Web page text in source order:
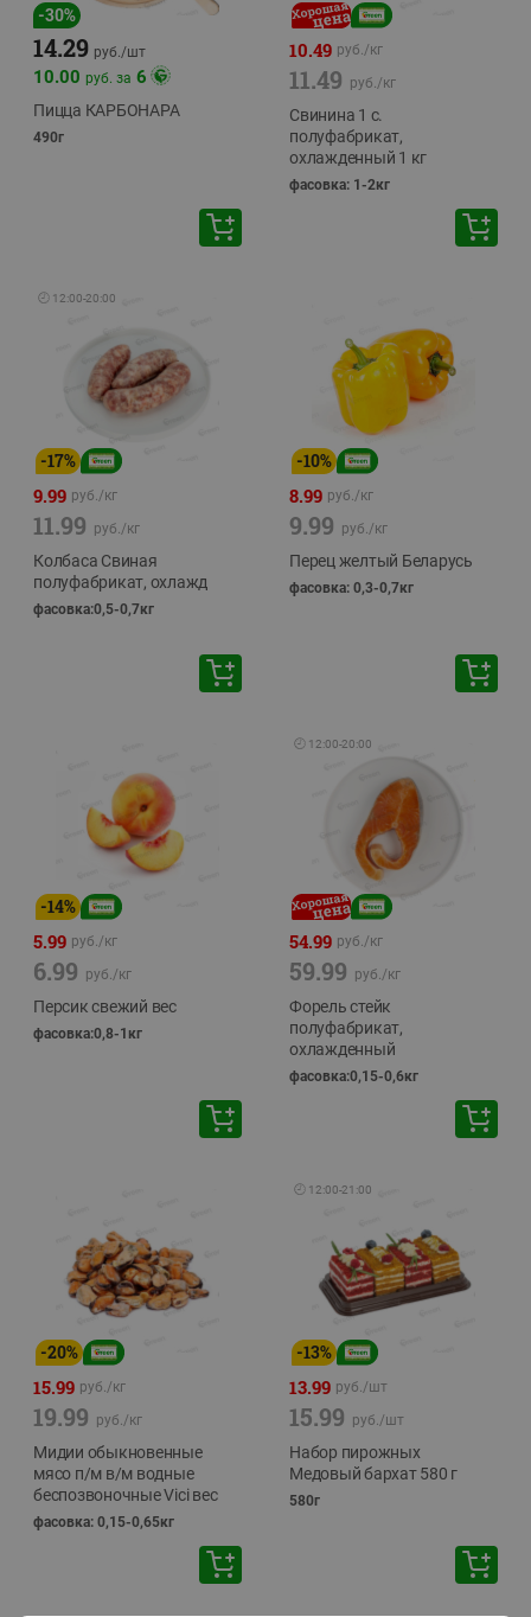
-30%
14.29 руб./шт
10.00 руб. за 6
Пицца КАРБОНАРА
490г
10.49 руб./кг
11.49 руб./кг
Свинина 1 с.
полуфабрикат,
охлажденный 1 кг
фасовка: 1-2кг
🕘 12:00-20:00
-17%
9.99 руб./кг
11.99 руб./кг
Колбаса Свиная
полуфабрикат, охлажд
фасовка:0,5-0,7кг
-10%
8.99 руб./кг
9.99 руб./кг
Перец желтый Беларусь
фасовка: 0,3-0,7кг
-14%
5.99 руб./кг
6.99 руб./кг
Персик свежий вес
фасовка:0,8-1кг
🕘 12:00-20:00
54.99 руб./кг
59.99 руб./кг
Форель стейк
полуфабрикат,
охлажденный
фасовка:0,15-0,6кг
-20%
15.99 руб./кг
19.99 руб./кг
Мидии обыкновенные
мясо п/м в/м водные
беспозвоночные Vici вес
фасовка: 0,15-0,65кг
🕘 12:00-21:00
-13%
13.99 руб./шт
15.99 руб./шт
Набор пирожных
Медовый бархат 580 г
580г